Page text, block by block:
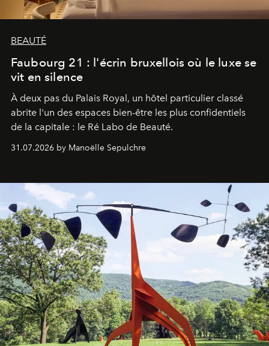
BEAUTÉ
Faubourg 21 : l'écrin bruxellois où le luxe se
vit en silence
À deux pas du Palais Royal, un hôtel particulier classé
abrite l'un des espaces bien-être les plus confidentiels
de la capitale : le Ré Labo de Beauté.
31.07.2026 by Manoëlle Sepulchre